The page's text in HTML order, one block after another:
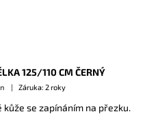
125/110 CM ČERNÝ
Záruka: 2 roky
se zapínáním na přezku.